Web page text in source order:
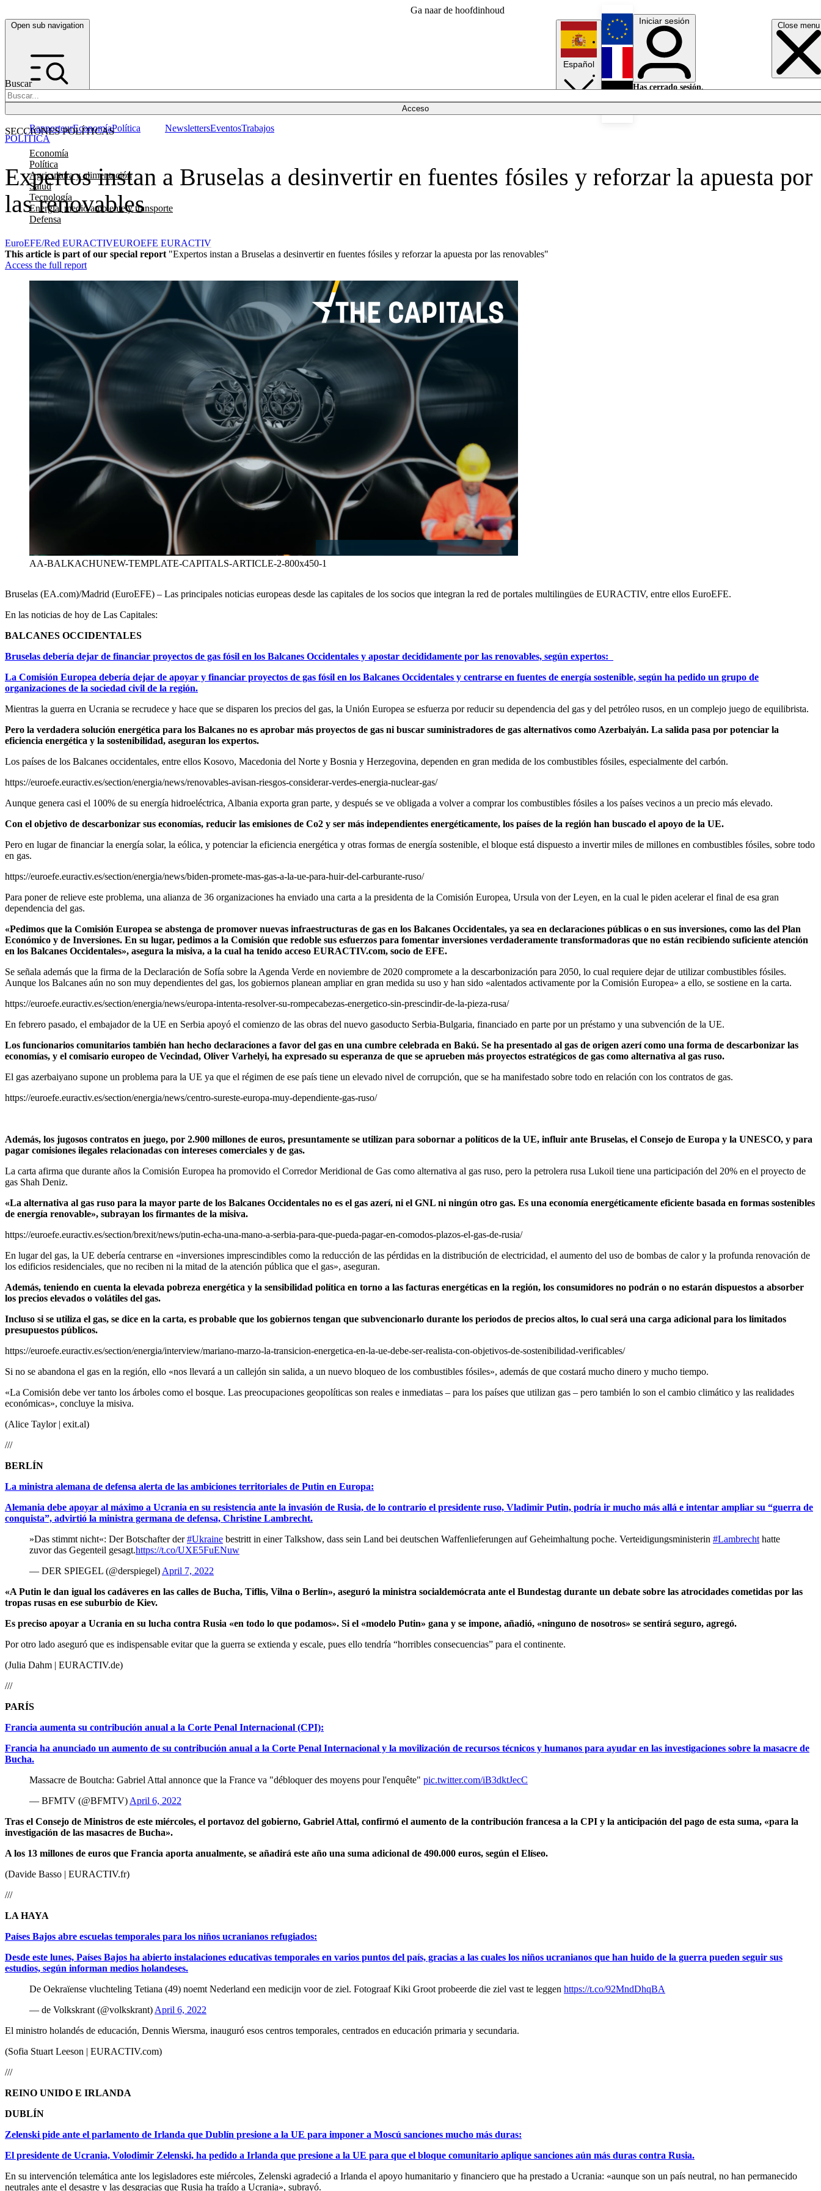
Ga naar de hoofdinhoud
Open sub navigation Close menu
Buscar
Acceso
SECCIONES POLÍTICAS
Economía
Política
Agricultura y alimentación
Salud
Tecnología
Energía, medio ambiente y transporte
Defensa
RapporteurEconomíaPolítica NewslettersEventosTrabajos
Español
English
Français
Iniciar sesión
Has cerrado sesión.
Expertos instan a Bruselas a desinvertir en fuentes fósiles y reforzar la apuesta por
las renovables
POLÍTICA
EuroEFE/Red EURACTIVEUROEFE EURACTIV
This article is part of our special report "Expertos instan a Bruselas a desinvertir en fuentes fósiles y reforzar la apuesta por las renovables"
Access the full report
AA-BALKACHUNEW-TEMPLATE-CAPITALS-ARTICLE-2-800x450-1
Bruselas (EA.com)/Madrid (EuroEFE) – Las principales noticias europeas desde las capitales de los socios que integran la red de portales multilingües de EURACTIV, entre ellos EuroEFE.
En las noticias de hoy de Las Capitales:
BALCANES OCCIDENTALES
Bruselas debería dejar de financiar proyectos de gas fósil en los Balcanes Occidentales y apostar decididamente por las renovables, según expertos:
La Comisión Europea debería dejar de apoyar y financiar proyectos de gas fósil en los Balcanes Occidentales y centrarse en fuentes de energía sostenible, según ha pedido un grupo de
organizaciones de la sociedad civil de la región.
Mientras la guerra en Ucrania se recrudece y hace que se disparen los precios del gas, la Unión Europea se esfuerza por reducir su dependencia del gas y del petróleo rusos, en un complejo juego de equilibrista.
Pero la verdadera solución energética para los Balcanes no es aprobar más proyectos de gas ni buscar suministradores de gas alternativos como Azerbaiyán. La salida pasa por potenciar la
eficiencia energética y la sostenibilidad, aseguran los expertos.
Los países de los Balcanes occidentales, entre ellos Kosovo, Macedonia del Norte y Bosnia y Herzegovina, dependen en gran medida de los combustibles fósiles, especialmente del carbón.
https://euroefe.euractiv.es/section/energia/news/renovables-avisan-riesgos-considerar-verdes-energia-nuclear-gas/
Aunque genera casi el 100% de su energía hidroeléctrica, Albania exporta gran parte, y después se ve obligada a volver a comprar los combustibles fósiles a los países vecinos a un precio más elevado.
Con el objetivo de descarbonizar sus economías, reducir las emisiones de Co2 y ser más independientes energéticamente, los países de la región han buscado el apoyo de la UE.
Pero en lugar de financiar la energía solar, la eólica, y potenciar la eficiencia energética y otras formas de energía sostenible, el bloque está dispuesto a invertir miles de millones en combustibles fósiles, sobre todo
en gas.
https://euroefe.euractiv.es/section/energia/news/biden-promete-mas-gas-a-la-ue-para-huir-del-carburante-ruso/
Para poner de relieve este problema, una alianza de 36 organizaciones ha enviado una carta a la presidenta de la Comisión Europea, Ursula von der Leyen, en la cual le piden acelerar el final de esa gran
dependencia del gas.
«Pedimos que la Comisión Europea se abstenga de promover nuevas infraestructuras de gas en los Balcanes Occidentales, ya sea en declaraciones públicas o en sus inversiones, como las del Plan
Económico y de Inversiones. En su lugar, pedimos a la Comisión que redoble sus esfuerzos para fomentar inversiones verdaderamente transformadoras que no están recibiendo suficiente atención
en los Balcanes Occidentales», asegura la misiva, a la cual ha tenido acceso EURACTIV.com, socio de EFE.
Se señala además que la firma de la Declaración de Sofía sobre la Agenda Verde en noviembre de 2020 compromete a la descarbonización para 2050, lo cual requiere dejar de utilizar combustibles fósiles.
Aunque los Balcanes aún no son muy dependientes del gas, los gobiernos planean ampliar en gran medida su uso y han sido «alentados activamente por la Comisión Europea» a ello, se sostiene en la carta.
https://euroefe.euractiv.es/section/energia/news/europa-intenta-resolver-su-rompecabezas-energetico-sin-prescindir-de-la-pieza-rusa/
En febrero pasado, el embajador de la UE en Serbia apoyó el comienzo de las obras del nuevo gasoducto Serbia-Bulgaria, financiado en parte por un préstamo y una subvención de la UE.
Los funcionarios comunitarios también han hecho declaraciones a favor del gas en una cumbre celebrada en Bakú. Se ha presentado al gas de origen azerí como una forma de descarbonizar las
economías, y el comisario europeo de Vecindad, Oliver Varhelyi, ha expresado su esperanza de que se aprueben más proyectos estratégicos de gas como alternativa al gas ruso.
El gas azerbaiyano supone un problema para la UE ya que el régimen de ese país tiene un elevado nivel de corrupción, que se ha manifestado sobre todo en relación con los contratos de gas.
https://euroefe.euractiv.es/section/energia/news/centro-sureste-europa-muy-dependiente-gas-ruso/
Además, los jugosos contratos en juego, por 2.900 millones de euros, presuntamente se utilizan para sobornar a políticos de la UE, influir ante Bruselas, el Consejo de Europa y la UNESCO, y para
pagar comisiones ilegales relacionadas con intereses comerciales y de gas.
La carta afirma que durante años la Comisión Europea ha promovido el Corredor Meridional de Gas como alternativa al gas ruso, pero la petrolera rusa Lukoil tiene una participación del 20% en el proyecto de
gas Shah Deniz.
«La alternativa al gas ruso para la mayor parte de los Balcanes Occidentales no es el gas azerí, ni el GNL ni ningún otro gas. Es una economía energéticamente eficiente basada en formas sostenibles
de energía renovable», subrayan los firmantes de la misiva.
https://euroefe.euractiv.es/section/brexit/news/putin-echa-una-mano-a-serbia-para-que-pueda-pagar-en-comodos-plazos-el-gas-de-rusia/
En lugar del gas, la UE debería centrarse en «inversiones imprescindibles como la reducción de las pérdidas en la distribución de electricidad, el aumento del uso de bombas de calor y la profunda renovación de
los edificios residenciales, que no reciben ni la mitad de la atención pública que el gas», aseguran.
Además, teniendo en cuenta la elevada pobreza energética y la sensibilidad política en torno a las facturas energéticas en la región, los consumidores no podrán o no estarán dispuestos a absorber
los precios elevados o volátiles del gas.
Incluso si se utiliza el gas, se dice en la carta, es probable que los gobiernos tengan que subvencionarlo durante los periodos de precios altos, lo cual será una carga adicional para los limitados
presupuestos públicos.
https://euroefe.euractiv.es/section/energia/interview/mariano-marzo-la-transicion-energetica-en-la-ue-debe-ser-realista-con-objetivos-de-sostenibilidad-verificables/
Si no se abandona el gas en la región, ello «nos llevará a un callejón sin salida, a un nuevo bloqueo de los combustibles fósiles», además de que costará mucho dinero y mucho tiempo.
«La Comisión debe ver tanto los árboles como el bosque. Las preocupaciones geopolíticas son reales e inmediatas – para los países que utilizan gas – pero también lo son el cambio climático y las realidades
económicas», concluye la misiva.
(Alice Taylor | exit.al)
///
BERLÍN
La ministra alemana de defensa alerta de las ambiciones territoriales de Putin en Europa:
Alemania debe apoyar al máximo a Ucrania en su resistencia ante la invasión de Rusia, de lo contrario el presidente ruso, Vladimir Putin, podría ir mucho más allá e intentar ampliar su “guerra de
conquista”, advirtió la ministra germana de defensa, Christine Lambrecht.
»Das stimmt nicht«: Der Botschafter der#Ukraine bestritt in einer Talkshow, dass sein Land bei deutschen Waffenlieferungen auf Geheimhaltung poche. Verteidigungsministerin #Lambrecht hatte
zuvor das Gegenteil gesagt.https://t.co/UXE5FuENuw
— DER SPIEGEL (@derspiegel) April 7, 2022
«A Putin le dan igual los cadáveres en las calles de Bucha, Tiflis, Vilna o Berlín», aseguró la ministra socialdemócrata ante el Bundestag durante un debate sobre las atrocidades cometidas por las
tropas rusas en ese suburbio de Kiev.
Es preciso apoyar a Ucrania en su lucha contra Rusia «en todo lo que podamos». Si el «modelo Putin» gana y se impone, añadió, «ninguno de nosotros» se sentirá seguro, agregó.
Por otro lado aseguró que es indispensable evitar que la guerra se extienda y escale, pues ello tendría “horribles consecuencias” para el continente.
(Julia Dahm | EURACTIV.de)
///
PARÍS
Francia aumenta su contribución anual a la Corte Penal Internacional (CPI):
Francia ha anunciado un aumento de su contribución anual a la Corte Penal Internacional y la movilización de recursos técnicos y humanos para ayudar en las investigaciones sobre la masacre de
Bucha.
Massacre de Boutcha: Gabriel Attal annonce que la France va "débloquer des moyens pour l'enquête" pic.twitter.com/iB3dktJecC
— BFMTV (@BFMTV) April 6, 2022
Tras el Consejo de Ministros de este miércoles, el portavoz del gobierno, Gabriel Attal, confirmó el aumento de la contribución francesa a la CPI y la anticipación del pago de esta suma, «para la
investigación de las masacres de Bucha».
A los 13 millones de euros que Francia aporta anualmente, se añadirá este año una suma adicional de 490.000 euros, según el Elíseo.
(Davide Basso | EURACTIV.fr)
///
LA HAYA
Países Bajos abre escuelas temporales para los niños ucranianos refugiados:
Desde este lunes, Países Bajos ha abierto instalaciones educativas temporales en varios puntos del país, gracias a las cuales los niños ucranianos que han huido de la guerra pueden seguir sus
estudios, según informan medios holandeses.
De Oekraïense vluchteling Tetiana (49) noemt Nederland een medicijn voor de ziel. Fotograaf Kiki Groot probeerde die ziel vast te leggen https://t.co/92MndDhqBA
— de Volkskrant (@volkskrant) April 6, 2022
El ministro holandés de educación, Dennis Wiersma, inauguró esos centros temporales, centrados en educación primaria y secundaria.
(Sofia Stuart Leeson | EURACTIV.com)
///
REINO UNIDO E IRLANDA
DUBLÍN
Zelenski pide ante el parlamento de Irlanda que Dublín presione a la UE para imponer a Moscú sanciones mucho más duras:
El presidente de Ucrania, Volodimir Zelenski, ha pedido a Irlanda que presione a la UE para que el bloque comunitario aplique sanciones aún más duras contra Rusia.
En su intervención telemática ante los legisladores este miércoles, Zelenski agradeció a Irlanda el apoyo humanitario y financiero que ha prestado a Ucrania: «aunque son un país neutral, no han permanecido
neutrales ante el desastre y las desgracias que Rusia ha traído a Ucrania», subrayó.